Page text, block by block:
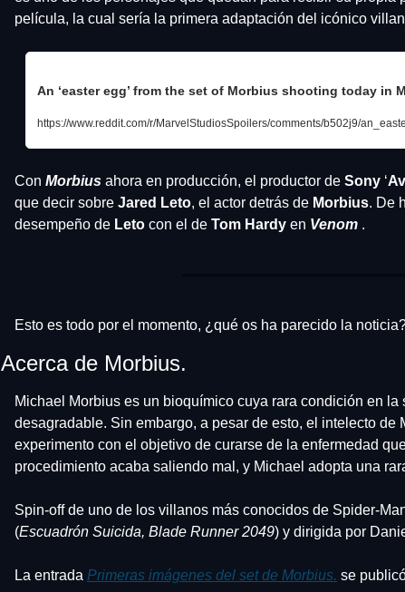
película, la cual sería la primera adaptación del icónico
An ‘easter egg’ from the set of Morbius shooting today in
https://www.reddit.com/r/MarvelStudiosSpoilers/comments/b502j9/
Con Morbius ahora en producción, el productor de Sony ‘
que decir sobre Jared Leto, el actor detrás de Morbius. De
desempeño de Leto con el de Tom Hardy en Venom .
Esto es todo por el momento, ¿qué os ha parecido la
Acerca de Morbius.
Michael Morbius es un bioquímico cuya rara condición en
desagradable. Sin embargo, a pesar de esto, el intelecto
experimento con el objetivo de curarse de la enfermedad
procedimiento acaba saliendo mal, y Michael adopta una
Spin-off de uno de los villanos más conocidos de Spider-
(Escuadrón Suicida, Blade Runner 2049) y dirigida por
La entrada Primeras imágenes del set de Morbius. se